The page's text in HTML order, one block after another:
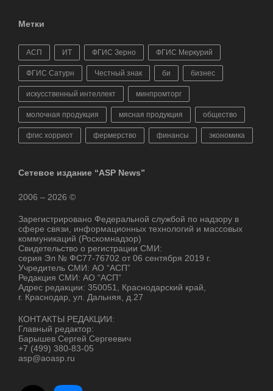
Метки
АСП ИТ ФГИС Зерно ФГИС Меркурий
ФГИС Сатурн Честный знак би бизнес
искусственный интеллект минпромторг
молочная продукция мясная продукция общество
фгис хорриот фермерство финансы экономика
Сетевое издание “ASP News”
2006 – 2026 ©
Зарегистрировано Федеральной службой по надзору в
сфере связи, информационных технологий и массовых
коммуникаций (Роскомнадзор)
Свидетельство о регистрации СМИ:
серия Эл № ФС77-76702 от 06 сентября 2019 г.
Учредитель СМИ: АО “АСП”
Редакция СМИ: АО “АСП”
Адрес редакции: 350051, Краснодарский край,
г. Краснодар, ул. Дальняя, д.27
КОНТАКТЫ РЕДАКЦИИ:
Главный редактор:
Барышев Сергей Сергеевич
+7 (499) 380-83-05
asp@aoasp.ru